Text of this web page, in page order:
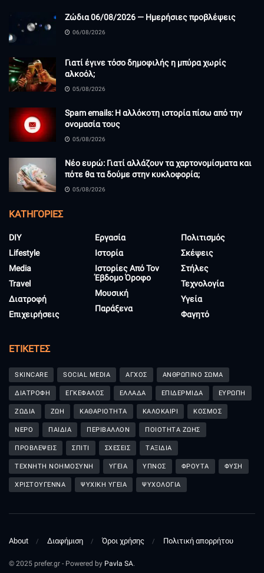
Ζώδια 06/08/2026 — Ημερήσιες προβλέψεις
06/08/2026
Γιατί έγινε τόσο δημοφιλής η μπύρα χωρίς
αλκοόλ;
05/08/2026
Spam emails: Η αλλόκοτη ιστορία πίσω από την
ονομασία τους
05/08/2026
Νέο ευρώ: Γιατί αλλάζουν τα χαρτονομίσματα και
πότε θα τα δούμε στην κυκλοφορία;
05/08/2026
KΑΤΗΓΟΡΊΕΣ
DIY
Lifestyle
Media
Travel
Διατροφή
Επιχειρήσεις
Εργασία
Ιστορία
Ιστορίες Από Τον
Έβδομο Όροφο
Μουσική
Παράξενα
Πολιτισμός
Σκέψεις
Στήλες
Τεχνολογία
Υγεία
Φαγητό
ΕΤΙΚΈΤΕΣ
SKINCARE SOCIAL MEDIA ΑΓΧΟΣ ΑΝΘΡΩΠΙΝΟ ΣΩΜΑ
ΔΙΑΤΡΟΦΗ ΕΓΚΕΦΑΛΟΣ ΕΛΛΑΔΑ ΕΠΙΔΕΡΜΙΔΑ ΕΥΡΩΠΗ
ΖΩΔΙΑ ΖΩΗ ΚΑΘΑΡΙΟΤΗΤΑ ΚΑΛΟΚΑΙΡΙ ΚΟΣΜΟΣ
ΝΕΡΟ ΠΑΙΔΙΑ ΠΕΡΙΒΑΛΛΟΝ ΠΟΙΟΤΗΤΑ ΖΩΗΣ
ΠΡΟΒΛΕΨΕΙΣ ΣΠΙΤΙ ΣΧΕΣΕΙΣ ΤΑΞΙΔΙΑ
ΤΕΧΝΗΤΗ ΝΟΗΜΟΣΥΝΗ ΥΓΕΙΑ ΥΠΝΟΣ ΦΡΟΥΤΑ ΦΥΣΗ
ΧΡΙΣΤΟΥΓΕΝΝΑ ΨΥΧΙΚΗ ΥΓΕΙΑ ΨΥΧΟΛΟΓΙΑ
About Διαφήμιση Όροι χρήσης Πολιτική απορρήτου
© 2025 prefer.gr - Powered by Pavla SA.